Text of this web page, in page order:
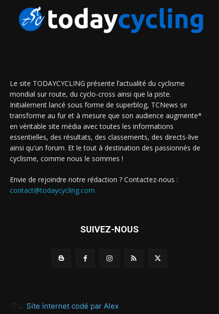
Le site TODAYCYCLING présente l’actualité du cyclisme
mondial sur route, du cyclo-cross ainsi que la piste.
Initialement lancé sous forme de superblog, TCNews se
transforme au fur et à mesure que son audience augmente*
en véritable site média avec toutes les informations
essentielles, des résultats, des classements, des directs-live
ainsi qu'un forum. Et le tout à destination des passionnés de
cyclisme, comme nous le sommes !
Envie de rejoindre notre rédaction ? Contactez-nous :
contact@todaycycling.com
SUIVEZ-NOUS
Site internet codé par Alex